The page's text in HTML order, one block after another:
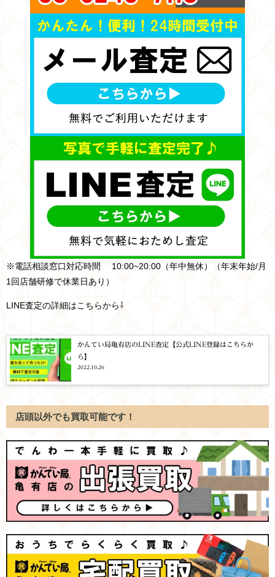
※電話相談窓口対応時間 10:00~20:00（年中無休）（年末年始/月
1回店舗研修で休業日あり）
LINE査定の詳細はこちらから⇩
かんてい局亀有店のLINE査定【公式LINE登録はこちらか
ら】
2022.10.26
店頭以外でも買取可能です！